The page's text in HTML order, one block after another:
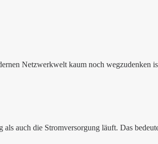
Netzwerkwelt kaum noch wegzudenken
auch die Stromversorgung läuft. Das